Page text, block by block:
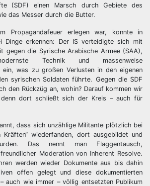
(SDF) einen Marsch durch Gebiete des
das Messer durch die Butter.
Propagandafeuer erlegen war, konnte in
Dinge erkennen: Der IS verteidigte sich mit
gegen die Syrische Arabische Armee (SAA),
Technik und massenweise
ein, was zu großen Verlusten in den eigenen
syrischen Soldaten führte. Gegen die SDF
den Rückzüg an, wohin? Darauf kommen wir
denn dort schließt sich der Kreis – auch für
dass sich unzählige Militante plötzlich bei
Kräften“ wiederfanden, dort ausgebildet und
Das nennt man Flaggentausch,
Moderation von Inherent Resolve.
werden wieder Dokumente aus bis dahin
offen gelegt und diese dokumentierten
auch wie immer – völlig entsetzten Publikum